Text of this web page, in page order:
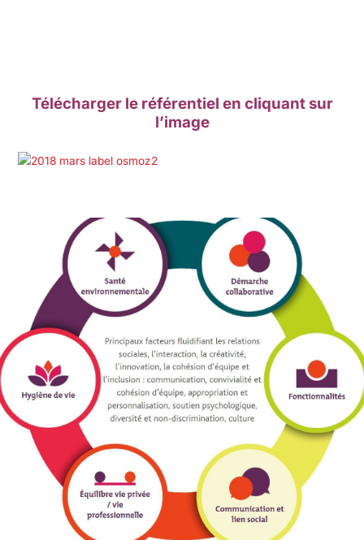
Télécharger le référentiel en cliquant sur
l’image